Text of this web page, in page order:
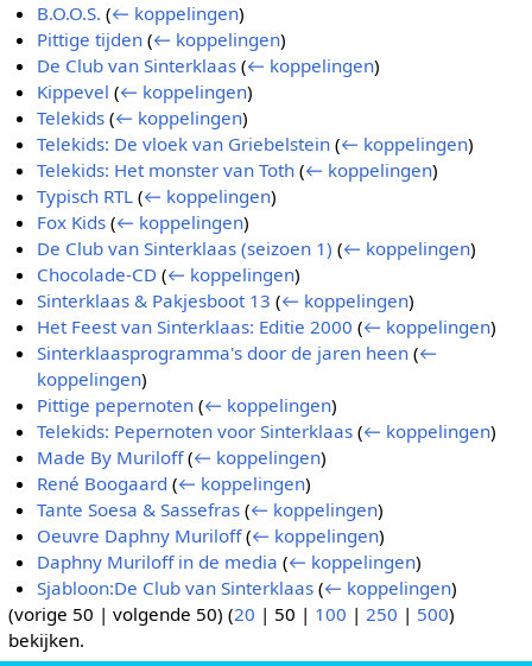
B.O.O.S. (← koppelingen)
Pittige tijden (← koppelingen)
De Club van Sinterklaas (← koppelingen)
Kippevel (← koppelingen)
Telekids (← koppelingen)
Telekids: De vloek van Griebelstein (← koppelingen)
Telekids: Het monster van Toth (← koppelingen)
Typisch RTL (← koppelingen)
Fox Kids (← koppelingen)
De Club van Sinterklaas (seizoen 1) (← koppelingen)
Chocolade-CD (← koppelingen)
Sinterklaas & Pakjesboot 13 (← koppelingen)
Het Feest van Sinterklaas: Editie 2000 (← koppelingen)
Sinterklaasprogramma's door de jaren heen (←
koppelingen)
Pittige pepernoten (← koppelingen)
Telekids: Pepernoten voor Sinterklaas (← koppelingen)
Made By Muriloff (← koppelingen)
René Boogaard (← koppelingen)
Tante Soesa & Sassefras (← koppelingen)
Oeuvre Daphny Muriloff (← koppelingen)
Daphny Muriloff in de media (← koppelingen)
Sjabloon:De Club van Sinterklaas (← koppelingen)
(vorige 50 | volgende 50) (20 | 50 | 100 | 250 | 500)
bekijken.